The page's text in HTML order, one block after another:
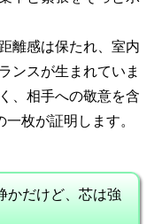
離感は保たれ、室内
ンスが生まれていま
、相手への敬意を含
枚が証明します。
かだけど、芯は強